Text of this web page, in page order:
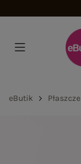
eButik Płaszcze